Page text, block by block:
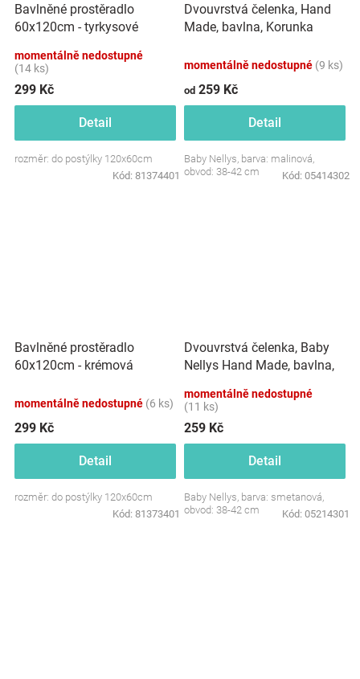
Bavlněné prostěradlo
60x120cm - tyrkysové
momentálně nedostupné
(14 ks)
299 Kč
Detail
rozměr: do postýlky 120x60cm
Kód: 81374401
Dvouvrstvá čelenka, Hand
Made, bavlna, Korunka
momentálně nedostupné (9 ks)
od 259 Kč
Detail
Baby Nellys, barva: malinová,
obvod: 38-42 cm
Kód: 05414302
Bavlněné prostěradlo
60x120cm - krémová
momentálně nedostupné (6 ks)
299 Kč
Detail
rozměr: do postýlky 120x60cm
Kód: 81373401
Dvouvrstvá čelenka, Baby
Nellys Hand Made, bavlna,
80/98
momentálně nedostupné
(11 ks)
259 Kč
Detail
Baby Nellys, barva: smetanová,
obvod: 38-42 cm
Kód: 05214301